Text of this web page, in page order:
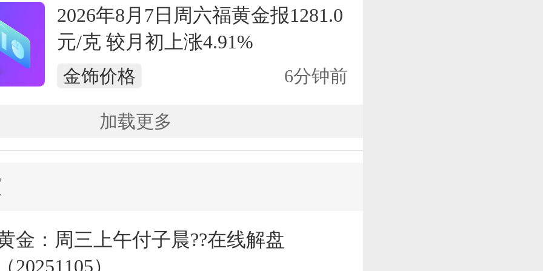
2026年8月7日周六福黄金报1281.0
元/克 较月初上涨4.91%
金饰价格 6分钟前
加载更多
金：周三上午付子晨??在线解盘
20251105）